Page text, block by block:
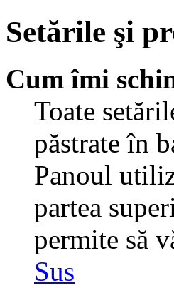
Setările şi
Cum îmi
Toate
păstrate în
Panoul
partea
permite să
Sus